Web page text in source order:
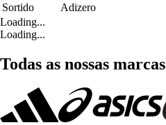
Sortido
Adizero
Loading...
Loading...
Todas as nossas marcas